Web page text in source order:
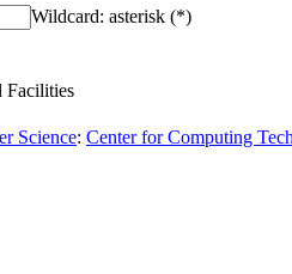
Wildcard: asterisk (*)
Facilities
Science: Center for Computing